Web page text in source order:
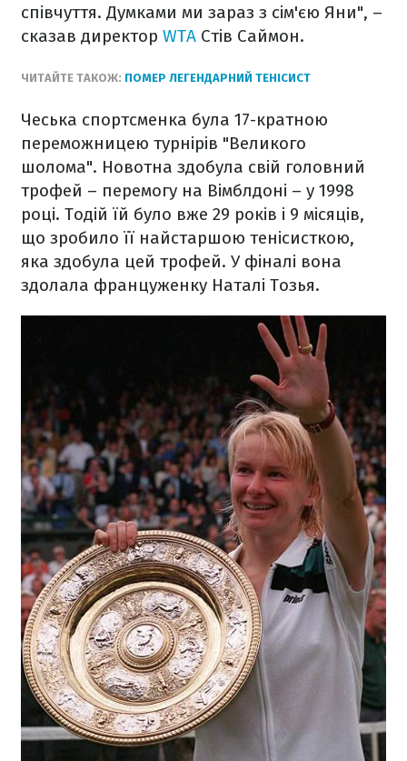
співчуття. Думками ми зараз з сім'єю Яни", –
сказав директор WTA Стів Саймон.
ЧИТАЙТЕ ТАКОЖ: ПОМЕР ЛЕГЕНДАРНИЙ ТЕНІСИСТ
Чеська спортсменка була 17-кратною
переможницею турнірів "Великого
шолома". Новотна здобула свій головний
трофей – перемогу на Вімблдоні – у 1998
році. Тодій їй було вже 29 років і 9 місяців,
що зробило її найстаршою тенісисткою,
яка здобула цей трофей. У фіналі вона
здолала француженку Наталі Тозья.